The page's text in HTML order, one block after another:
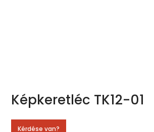
Képkeretléc TK12-01
Kérdése van?